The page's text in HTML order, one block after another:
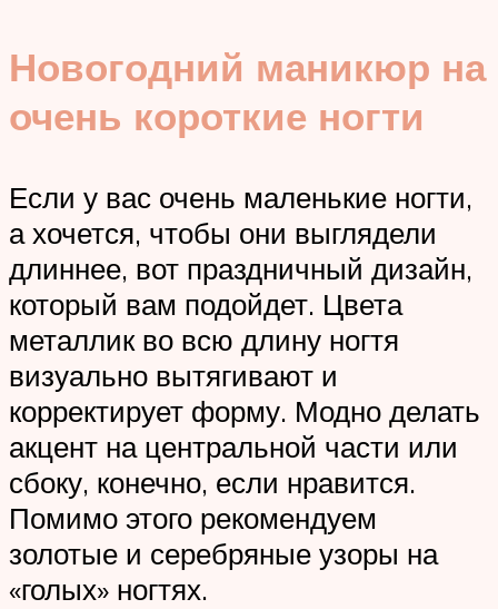
Новогодний маникюр на
очень короткие ногти
Если у вас очень маленькие ногти,
а хочется, чтобы они выглядели
длиннее, вот праздничный дизайн,
который вам подойдет. Цвета
металлик во всю длину ногтя
визуально вытягивают и
корректирует форму. Модно делать
акцент на центральной части или
сбоку, конечно, если нравится.
Помимо этого рекомендуем
золотые и серебряные узоры на
«голых» ногтях.